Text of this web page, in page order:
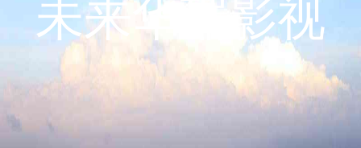
未来华瑞影视